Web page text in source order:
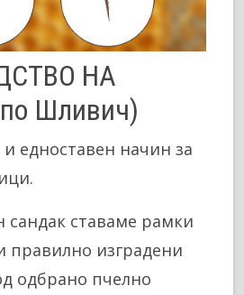
НА
Шливич)
и едноставен начин за
сандак ставаме рамки
правилно изградени
одбрано пчелно